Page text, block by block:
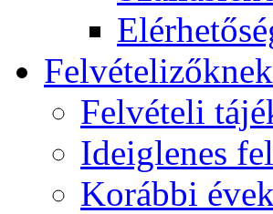
Felvételizőknek
Felvételi
Ideiglenes
Korábbi